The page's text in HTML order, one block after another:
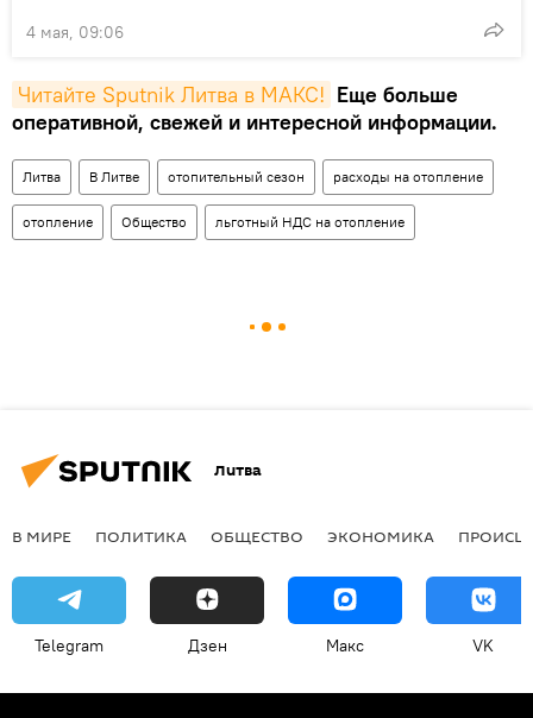
4 мая, 09:06
Читайте Sputnik Литва в MAКС! Еще больше
оперативной, свежей и интересной информации.
Литва В Литве отопительный сезон расходы на отопление
отопление Общество льготный НДС на отопление
Литва
В МИРЕ ПОЛИТИКА ОБЩЕСТВО ЭКОНОМИКА
Telegram Дзен Макс VK